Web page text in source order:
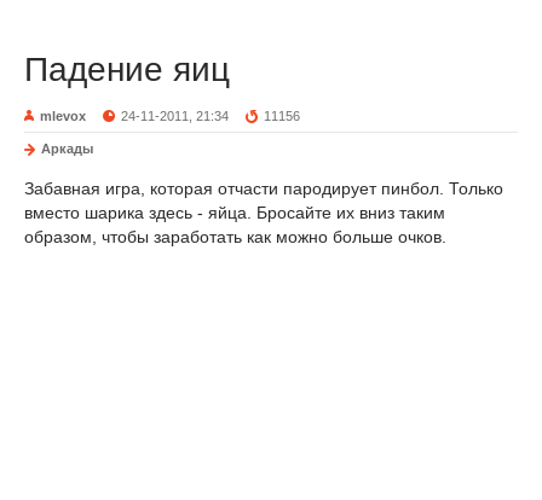
Падение яиц
mlevox 24-11-2011, 21:34 11156
Аркады
Забавная игра, которая отчасти пародирует пинбол. Только
вместо шарика здесь - яйца. Бросайте их вниз таким
образом, чтобы заработать как можно больше очков.